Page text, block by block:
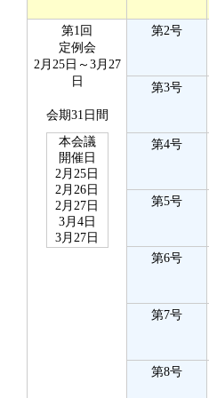
第1回
定例会
2月25日～3月27
日
会期31日間
本会議
開催日
2月25日
2月26日
2月27日
3月4日
3月27日
第2号
第3号
第4号
第5号
第6号
第7号
第8号